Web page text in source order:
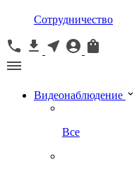
Сотрудничество
Видеонаблюдение
Все